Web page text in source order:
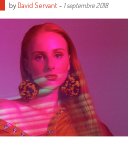
by David Servant- 1 septembre 2018